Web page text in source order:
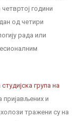
години
од четири
рада или
група на
пријављених и
тражени су на